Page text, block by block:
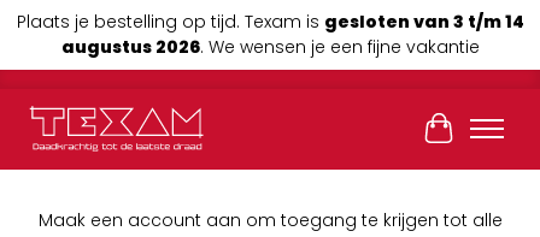
Plaats je bestelling op tijd. Texam is gesloten van 3 t/m 14
augustus 2026. We wensen je een fijne vakantie
Maak een account aan om toegang te krijgen tot alle